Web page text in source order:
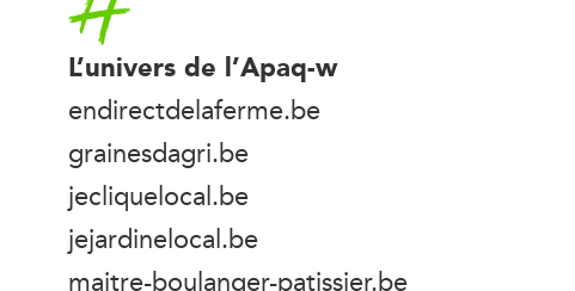
L’univers de l’Apaq-w
endirectdelaferme.be
grainesdagri.be
jecliquelocal.be
jejardinelocal.be
maitre-boulanger-patissier.be